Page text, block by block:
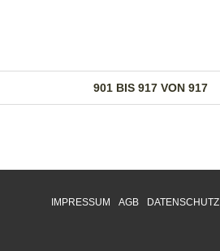
901 BIS 917 VON 917
IMPRESSUM AGB DATENSCHUTZ